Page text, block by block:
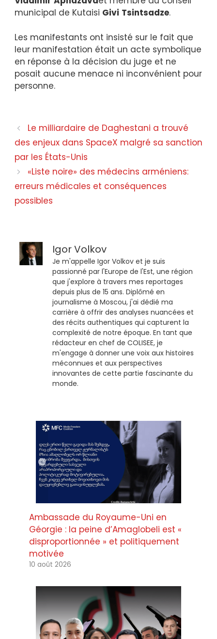
municipal de Kutaisi Givi Tsintsadze.
Les manifestants ont insisté sur le fait que
leur manifestation était un acte symbolique
en réponse à la décision du juge et ne
posait aucune menace ni inconvénient pour
personne.
Le milliardaire de Daghestani a trouvé
des enjeux dans SpaceX malgré sa sanction
par les États-Unis
«Liste noire» des médecins arméniens:
erreurs médicales et conséquences
possibles
Igor Volkov
Je m'appelle Igor Volkov et je suis
passionné par l'Europe de l'Est, une région
que j'explore à travers mes reportages
depuis plus de 15 ans. Diplômé en
journalisme à Moscou, j'ai dédié ma
carrière à offrir des analyses nuancées et
des récits authentiques qui capturent la
complexité de notre époque. En tant que
rédacteur en chef de COLISEE, je
m'engage à donner une voix aux histoires
méconnues et aux perspectives
innovantes de cette partie fascinante du
monde.
Ambassade du Royaume-Uni en
Géorgie : la peine d’Amaglobeli est «
disproportionnée » et politiquement
motivée
10 août 2026